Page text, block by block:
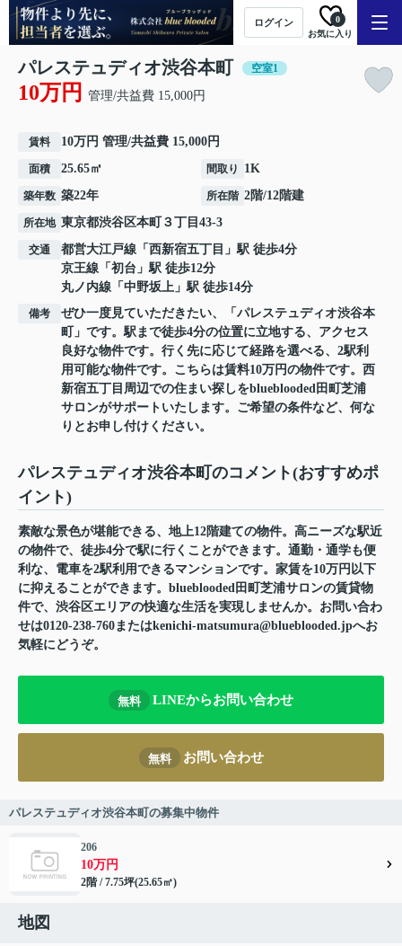
ログイン
お気に入り
0
パレステュディオ渋谷本町 空室1
10万円 管理/共益費 15,000円
賃料 10万円 管理/共益費 15,000円
面積 25.65㎡ 間取り 1K
築年数 築22年 所在階 2階/12階建
所在地 東京都渋谷区本町 ３丁目43-3
交通 都営大江戸線 「 西新宿五丁目 」駅 徒歩4分
京王線 「 初台 」駅 徒歩12分
丸ノ内線 「 中野坂上 」駅 徒歩14分
備考
ぜひ一度見ていただきたい、「パレステュディオ渋谷本
町」です。駅まで徒歩4分の位置に立地する、アクセス
良好な物件です。行く先に応じて経路を選べる、2駅利
用可能な物件です。こちらは賃料10万円の物件です。西
新宿五丁目周辺での住まい探しをblueblooded田町芝浦
サロンがサポートいたします。ご希望の条件など、何な
りとお申し付けください。
パレステュディオ渋谷本町のコメント(おすすめポ
イント)
素敵な景色が堪能できる、地上12階建ての物件。高ニーズな駅近
の物件で、徒歩4分で駅に行くことができます。通勤・通学も便
利な、電車を2駅利用できるマンションです。家賃を10万円以下
に抑えることができます。blueblooded田町芝浦サロンの賃貸物
件で、渋谷区エリアの快適な生活を実現しませんか。お問い合わ
せは0120-238-760またはkenichi-matsumura@blueblooded.jpへお
気軽にどうぞ。
無料 LINEからお問い合わせ
無料 お問い合わせ
パレステュディオ渋谷本町の募集中物件
206
10万円
2階 / 7.75坪(25.65㎡)
地図